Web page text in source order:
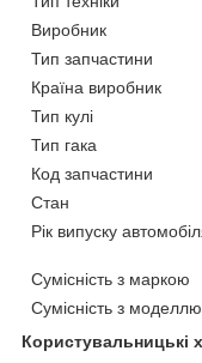
Виробник
Тип запчастини
Країна виробник
Тип кулі
Тип гака
Код запчастини
Стан
Рік випуску
Сумісність з маркою
Сумісність з моделлю
Користувальницькі